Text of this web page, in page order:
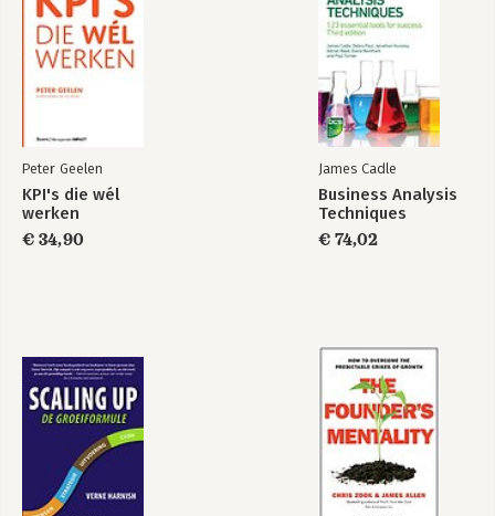
Peter Geelen
KPI's die wél
werken
€ 34,90
James Cadle
Business Analysis
Techniques
€ 74,02